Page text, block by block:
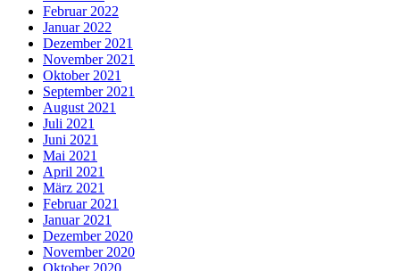
Februar 2022
Januar 2022
Dezember 2021
November 2021
Oktober 2021
September 2021
August 2021
Juli 2021
Juni 2021
Mai 2021
April 2021
März 2021
Februar 2021
Januar 2021
Dezember 2020
November 2020
Oktober 2020